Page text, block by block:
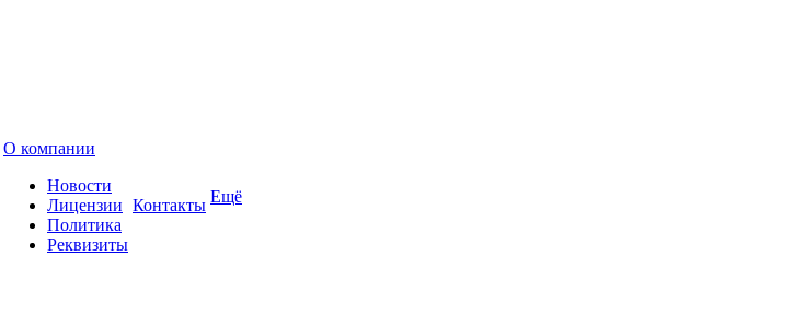
О компании
Новости
Лицензии
Политика
Реквизиты
Контакты Ещё